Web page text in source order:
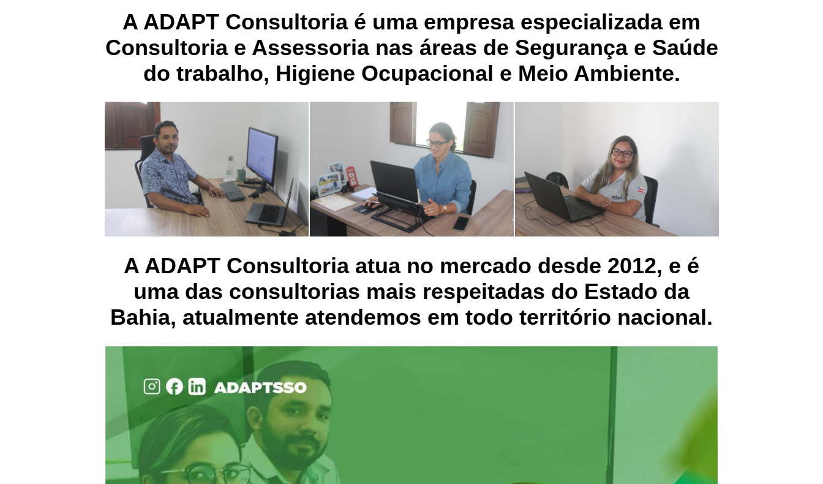
A ADAPT Consultoria é uma empresa especializada em
Consultoria e Assessoria nas áreas de Segurança e Saúde
do trabalho, Higiene Ocupacional e Meio Ambiente.
A ADAPT Consultoria atua no mercado desde 2012, e é
uma das consultorias mais respeitadas do Estado da
Bahia, atualmente atendemos em todo território nacional.